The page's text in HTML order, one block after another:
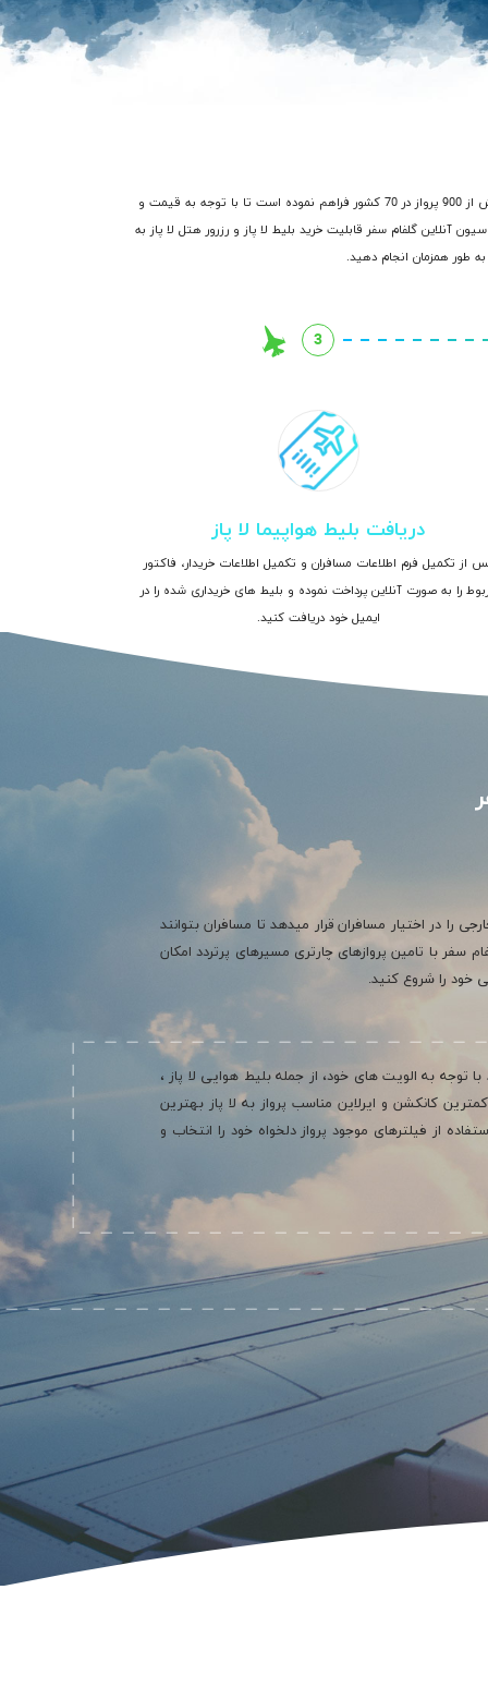
در گذشته فرآیند خرید بلیط هواپیما لا پاز با صرف هزینه و زمان زیادی از طریق آژانس های هواپیمایی میسر بود، اما شرکت گلفام سفر امکان دسترسی شما را به بیش از 900 پرواز در 70 کشور فراهم نموده است تا با توجه به قیمت و
آنلاین گلفام سفر قابلیت خرید بلیط لا پاز و رزرور هتل لا پاز به
به طور همزمان انجام دهید.
3
دریافت بلیط هواپیما لا پاز
از تکمیل فرم اطلاعات مسافران و تکمیل اطلاعات خریدار، فاکتور
را به صورت آنلاین پرداخت نموده و بلیط های خریداری شده را در
ایمیل خود دریافت کنید.
را در اختیار مسافران قرار میدهد تا مسافران بتوانند
سفر با تامین پروازهای چارتری مسیرهای پرتردد امکان
خود را شروع کنید.
توجه به الویت های خود، از جمله بلیط هوایی لا پاز ،
کانکشن و ایرلاین مناسب پرواز به لا پاز بهترین
از فیلترهای موجود پرواز دلخواه خود را انتخاب و